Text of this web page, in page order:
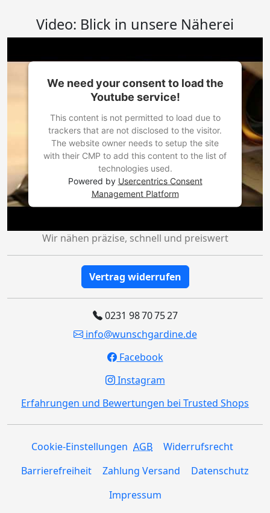
Video: Blick in unsere Näherei
We need your consent to load the
Youtube service!
This content is not permitted to load due to
trackers that are not disclosed to the visitor.
The website owner needs to setup the site
with their CMP to add this content to the list of
technologies used.
Powered by Usercentrics Consent
Management Platform
Wir nähen präzise, schnell und preiswert
Vertrag widerrufen
0231 98 70 75 27
info@wunschgardine.de
Facebook
Instagram
Erfahrungen und Bewertungen bei Trusted Shops
Cookie-Einstellungen AGB
Widerrufsrecht
Barrierefreiheit
Zahlung Versand
Datenschutz
Impressum